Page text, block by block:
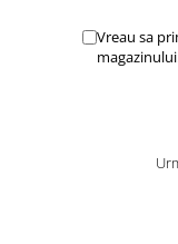
Vreau sa